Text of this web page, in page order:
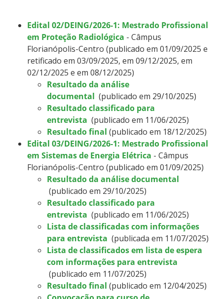
Edital 02/DEING/2026-1: Mestrado Profissional
em Proteção Radiológica - Câmpus
Florianópolis-Centro (publicado em 01/09/2025 e
retificado em 03/09/2025, em 09/12/2025, em
02/12/2025 e em 08/12/2025)
Resultado da análise
documental (publicado em 29/10/2025)
Resultado classificado para
entrevista (publicado em 11/06/2025)
Resultado final (publicado em 18/12/2025)
Edital 03/DEING/2026-1: Mestrado Profissional
em Sistemas de Energia Elétrica - Câmpus
Florianópolis-Centro (publicado em 01/09/2025)
Resultado da análise documental
(publicado em 29/10/2025)
Resultado classificado para
entrevista (publicado em 11/06/2025)
Lista de classificadas com informações
para entrevista (publicada em 11/07/2025)
Lista de classificados em lista de espera
com informações para entrevista
(publicado em 11/07/2025)
Resultado final (publicado em 12/04/2025)